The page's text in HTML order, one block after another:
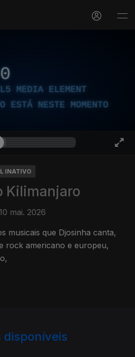
MEDIA ELEMENT
ESTÁ NESTE MOMENTO
INATIVO
Kilimanjaro
10 mai. 2026
musicais que Djosinha canta,
rock americano e europeu,
disponíveis